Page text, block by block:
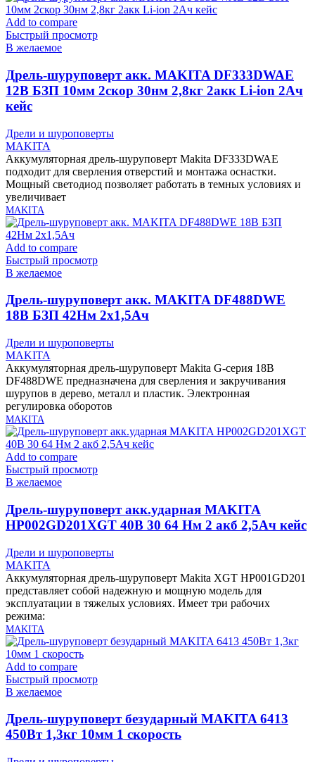
Add to compare
Быстрый просмотр
В желаемое
Дрель-шуруповерт акк. MAKITA DF333DWAE
12В БЗП 10мм 2скор 30нм 2,8кг 2акк Li-ion 2Ач
кейс
Дрели и шуроповерты
MAKITA
Аккумуляторная дрель-шуруповерт Makita DF333DWAE
подходит для сверления отверстий и монтажа оснастки.
Мощный светодиод позволяет работать в темных условиях и
увеличивает
MAKITA
Add to compare
Быстрый просмотр
В желаемое
Дрель-шуруповерт акк. MAKITA DF488DWE
18В БЗП 42Нм 2х1,5Ач
Дрели и шуроповерты
MAKITA
Аккумуляторная дрель-шуруповерт Makita G-серия 18В
DF488DWE предназначена для сверления и закручивания
шурупов в дерево, металл и пластик. Электронная
регулировка оборотов
MAKITA
Add to compare
Быстрый просмотр
В желаемое
Дрель-шуруповерт акк.ударная MAKITA
HP002GD201XGT 40В 30 64 Нм 2 акб 2,5Ач кейс
Дрели и шуроповерты
MAKITA
Аккумуляторная дрель-шуруповерт Makita XGT HP001GD201
представляет собой надежную и мощную модель для
эксплуатации в тяжелых условиях. Имеет три рабочих
режима:
MAKITA
Add to compare
Быстрый просмотр
В желаемое
Дрель-шуруповерт безударный MAKITA 6413
450Вт 1,3кг 10мм 1 скорость